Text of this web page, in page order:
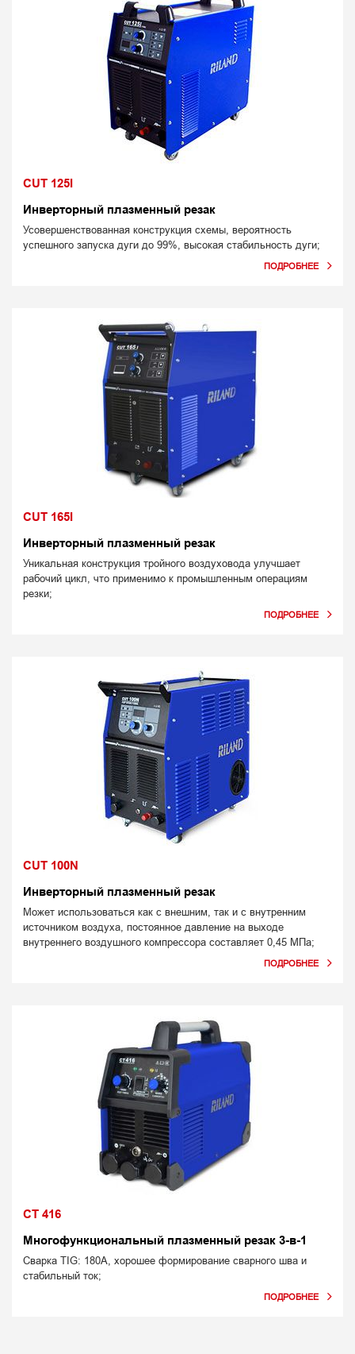
CUT 125I
Инверторный плазменный резак
Усовершенствованная конструкция схемы, вероятность
успешного запуска дуги до 99%, высокая стабильность дуги;
CUT 165I
Инверторный плазменный резак
Уникальная конструкция тройного воздуховода улучшает
рабочий цикл, что применимо к промышленным операциям
резки;
CUT 100N
Инверторный плазменный резак
Может использоваться как с внешним, так и с внутренним
источником воздуха, постоянное давление на выходе
внутреннего воздушного компрессора составляет 0,45 МПа;
CT 416
Многофункциональный плазменный резак 3-в-1
Сварка TIG: 180А, хорошее формирование сварного шва и
стабильный ток;